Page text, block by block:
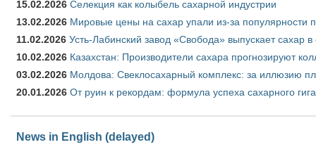
15.02.2026 Селекция как колыбель сахарной индустрии
13.02.2026 Мировые цены на сахар упали из-за популярности
11.02.2026 Усть-Лабинский завод «Свобода» выпускает сахар в
10.02.2026 Казахстан: Производители сахара прогнозируют
03.02.2026 Молдова: Свеклосахарный комплекс: за иллюзию
20.01.2026 От руин к рекордам: формула успеха сахарного
News in English (delayed)